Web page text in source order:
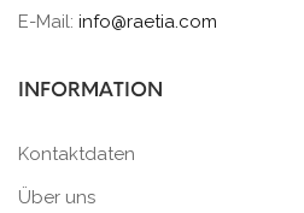
E-Mail: info@raetia.com
INFORMATION
Kontaktdaten
Über uns